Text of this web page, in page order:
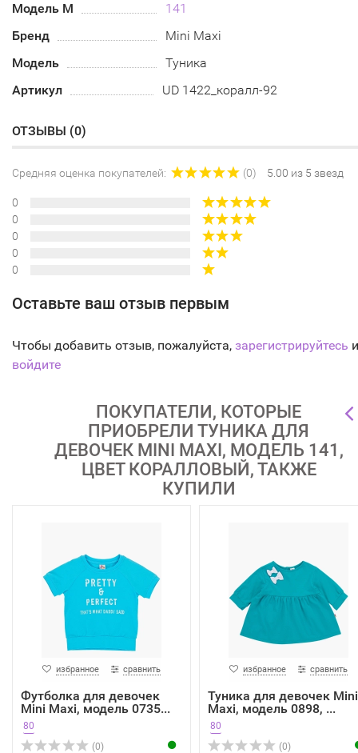
Модель М
141
Бренд
Mini Maxi
Модель
Туника
Артикул
UD 1422_коралл-92
ОТЗЫВЫ (0)
Средняя оценка покупателей: (0) 5.00 из 5 звезд
0
0
0
0
0
Оставьте ваш отзыв первым
Чтобы добавить отзыв, пожалуйста, зарегистрируйтесь
войдите
ПОКУПАТЕЛИ, КОТОРЫЕ
ПРИОБРЕЛИ ТУНИКА ДЛЯ
ДЕВОЧЕК MINI MAXI, МОДЕЛЬ 141,
ЦВЕТ КОРАЛЛОВЫЙ, ТАКЖЕ
КУПИЛИ
избранное сравнить
Футболка для девочек
Mini Maxi, модель 0735...
80
(0)
избранное сравнить
Туника для девочек Mini
Maxi, модель 0898, ...
80
(0)